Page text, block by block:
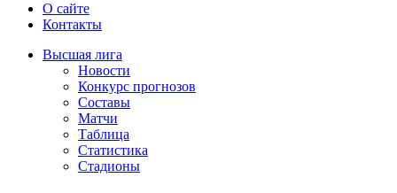
О сайте
Контакты
Высшая лига
Новости
Конкурс прогнозов
Составы
Матчи
Таблица
Статистика
Стадионы